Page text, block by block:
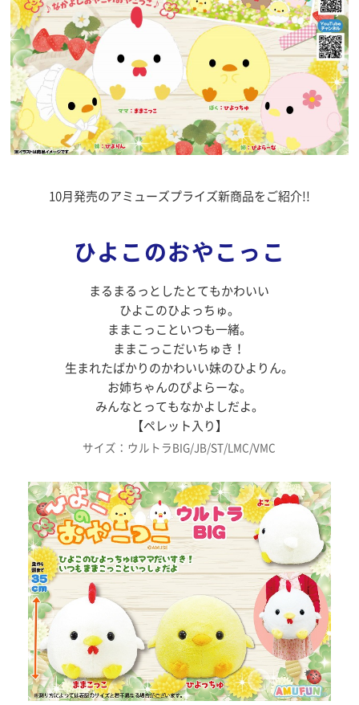
10月発売のアミューズプライズ新商品をご紹介!!
ひよこのおやこっこ
まるまるっとしたとてもかわいい
ひよこのひよっちゅ。
ままこっこといつも一緒。
ままこっこだいちゅき！
生まれたばかりのかわいい妹のひよりん。
お姉ちゃんのぴよらーな。
みんなとってもなかよしだよ。
【ペレット入り】
サイズ：ウルトラBIG/JB/ST/LMC/VMC